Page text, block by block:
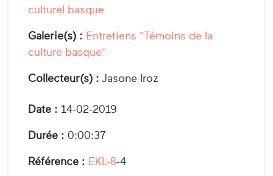
culturel basque
Galerie(s) : Entretiens "Témoins de la
culture basque"
Collecteur(s) : Jasone Iroz
Date : 14-02-2019
Durée : 0:00:37
Référence : EKL-8-4